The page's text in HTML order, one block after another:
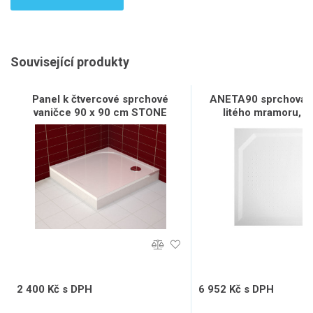
Související produkty
Panel k čtvercové sprchové
vaničce 90 x 90 cm STONE
2 400 Kč s DPH
ANETA90 sprchová
litého mramoru,
90x90cm,
6 952 Kč s DPH